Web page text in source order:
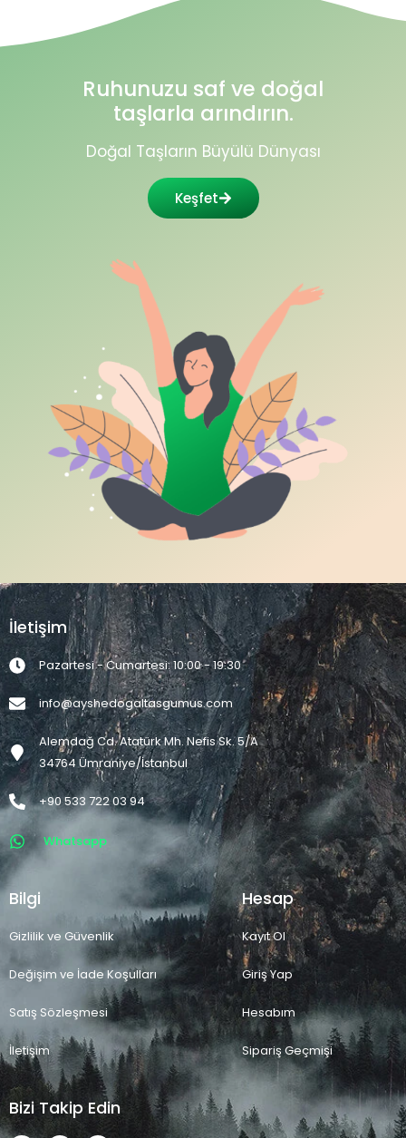
Ruhunuzu saf ve doğal
taşlarla arındırın.
Doğal Taşların Büyülü Dünyası
Keşfet
İletişim
Pazartesi - Cumartesi: 10:00 - 19:30
info@ayshedogaltasgumus.com
Alemdağ Cd. Atatürk Mh. Nefis Sk. 5/A
34764 Ümraniye/İstanbul
+90 533 722 03 94
Whatsapp
Bilgi
Gizlilik ve Güvenlik
Değişim ve İade Koşulları
Satış Sözleşmesi
İletişim
Hesap
Kayıt Ol
Giriş Yap
Hesabım
Sipariş Geçmişi
Bizi Takip Edin